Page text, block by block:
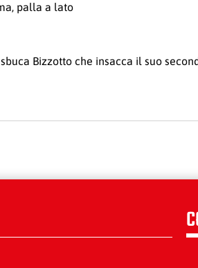
palla a lato
Bizzotto che insacca il suo